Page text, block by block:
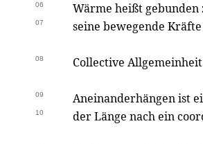
06 Wärme heißt
07 seine bewegende
08 Collective Allgemeinheit
09 Aneinanderhängen ist
10 der Länge nach ein